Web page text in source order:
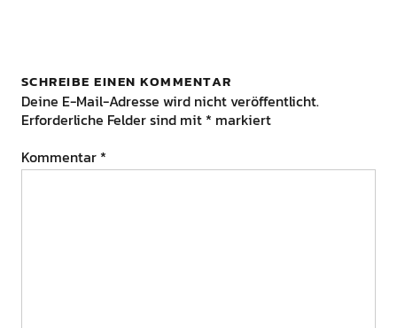
SCHREIBE EINEN KOMMENTAR
Deine E-Mail-Adresse wird nicht veröffentlicht.
Erforderliche Felder sind mit * markiert
Kommentar *